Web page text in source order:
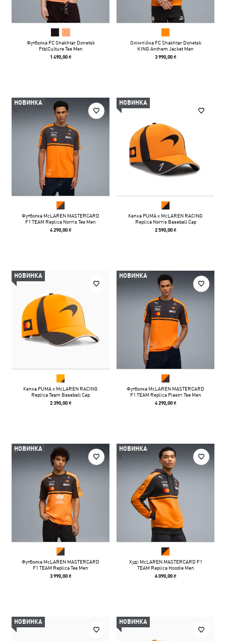
Футболка FC Shakhtar Donetsk
FtblCulture Tee Men
1 490,00 ₴
Олімпійка FC Shakhtar Donetsk
KING Anthem Jacket Men
3 990,00 ₴
НОВИНКА
Футболка McLAREN MASTERCARD
F1 TEAM Replica Norris Tee Men
4 290,00 ₴
НОВИНКА
Кепка PUMA x McLAREN RACING
Replica Norris Baseball Cap
2 590,00 ₴
НОВИНКА
Кепка PUMA x McLAREN RACING
Replica Team Baseball Cap
2 390,00 ₴
НОВИНКА
Футболка McLAREN MASTERCARD
F1 TEAM Replica Piastri Tee Men
4 290,00 ₴
НОВИНКА
Футболка McLAREN MASTERCARD
F1 TEAM Replica Tee Men
3 990,00 ₴
НОВИНКА
Худі McLAREN MASTERCARD F1
TEAM Replica Hoodie Men
6 090,00 ₴
НОВИНКА НОВИНКА